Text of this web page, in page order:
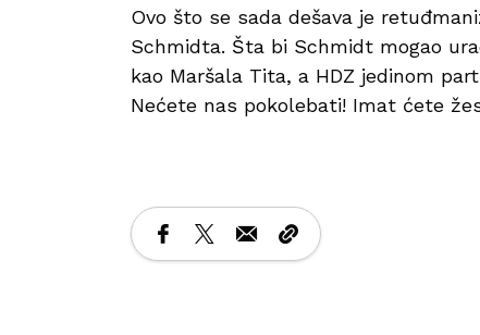
Ovo što se sada dešava je
Schmidta. Šta bi Schmidt mogao
kao Maršala Tita, a HDZ jedinom
Nećete nas pokolebati! Imat ćete